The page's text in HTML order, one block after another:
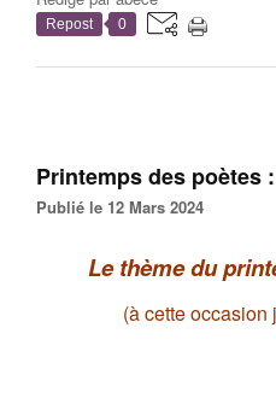
Repost 0
Printemps des poètes :
Publié le 12 Mars 2024
Le thème du
(à cette